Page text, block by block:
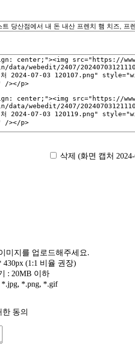
삭제 (화면 캡처
미지를 업로드해주세요.
(1:1 비율 권장)
: 20MB 이하
*.png, *.gif
동의